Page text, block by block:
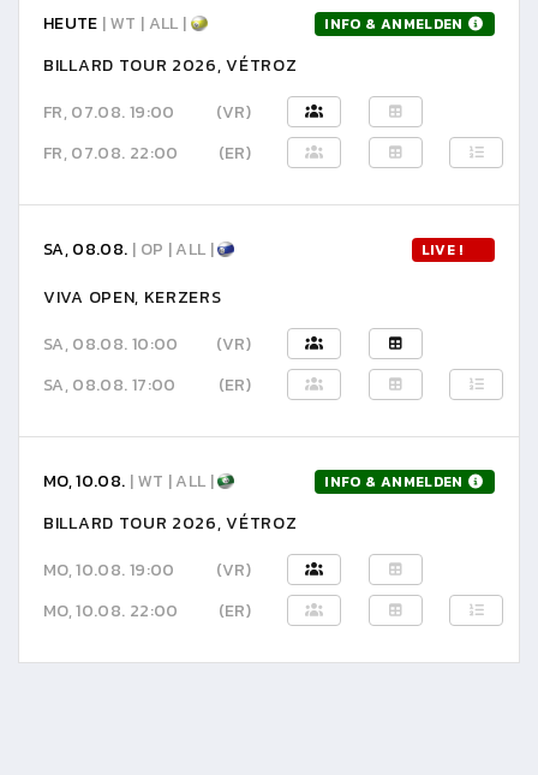
HEUTE | WT | ALL | INFO & ANMELDEN
BILLARD TOUR 2026, VÉTROZ
FR, 07.08. 19:00
(VR)
FR, 07.08. 22:00
(ER)
SA, 08.08. | OP | ALL | LIVE !
VIVA OPEN, KERZERS
SA, 08.08. 10:00
(VR)
SA, 08.08. 17:00
(ER)
MO, 10.08. | WT | ALL | INFO & ANMELDEN
BILLARD TOUR 2026, VÉTROZ
MO, 10.08. 19:00
(VR)
MO, 10.08. 22:00
(ER)